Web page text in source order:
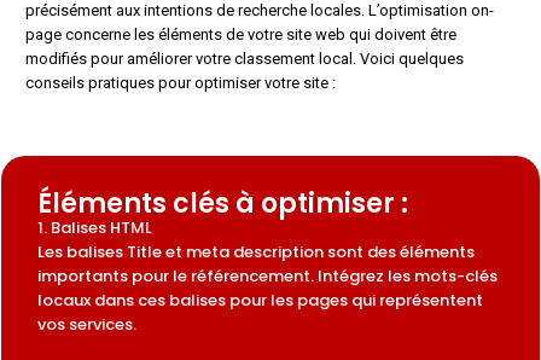
précisément aux intentions de recherche locales. L’optimisation on-
page concerne les éléments de votre site web qui doivent être
modifiés pour améliorer votre classement local. Voici quelques
conseils pratiques pour optimiser votre site :
Éléments clés à optimiser :
1. Balises HTML
Les balises Title et meta description sont des éléments
importants pour le référencement. Intégrez les mots-clés
locaux dans ces balises pour les pages qui représentent
vos services.